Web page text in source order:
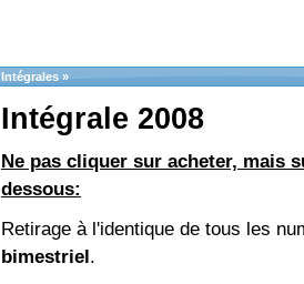
Intégrales »
Intégrale 2008
Ne pas cliquer sur acheter, mais
dessous:
Retirage à l'identique de tous les
bimestriel.